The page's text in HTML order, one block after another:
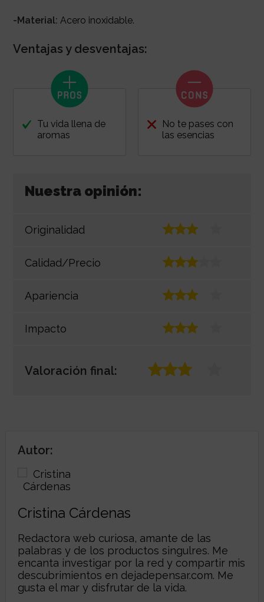
-Material: Acero inoxidable.
Ventajas y desventajas:
Tu vida llena de
aromas
No te pases con
las esencias
Nuestra opinión:
Originalidad
Calidad/Precio
Apariencia
Impacto
Valoración final:
Autor:
Cristina Cárdenas
Redactora web curiosa, amante de las
palabras y de los productos singulres. Me
encanta investigar por la red y compartir mis
descubrimientos en dejadepensar.com. Me
gusta el mar y disfrutar de la vida.